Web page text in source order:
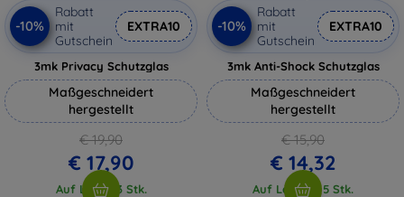
-10%
Rabatt
mit
Gutschein
EXTRA10
3mk Privacy Schutzglas
Maßgeschneidert
hergestellt
€ 19,90
€ 17,90
Auf Lager 3 Stk.
-10%
Rabatt
mit
Gutschein
EXTRA10
3mk Anti-Shock Schutzglas
Maßgeschneidert
hergestellt
€ 15,90
€ 14,32
Auf Lager > 5 Stk.